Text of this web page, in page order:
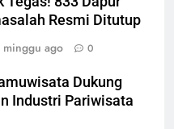
Resmi Ditutup
minggu ago 0
Dukung
Industri Pariwisata